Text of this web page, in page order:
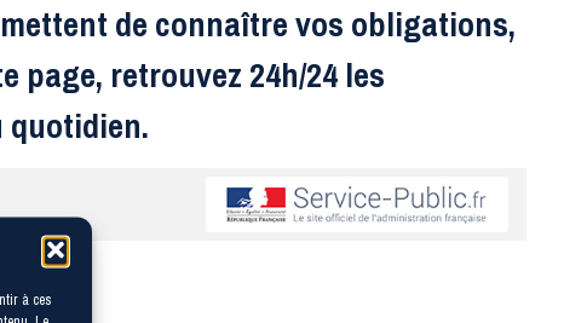
à ces
de connaître vos obligations,
page, retrouvez 24h/24 les
quotidien.